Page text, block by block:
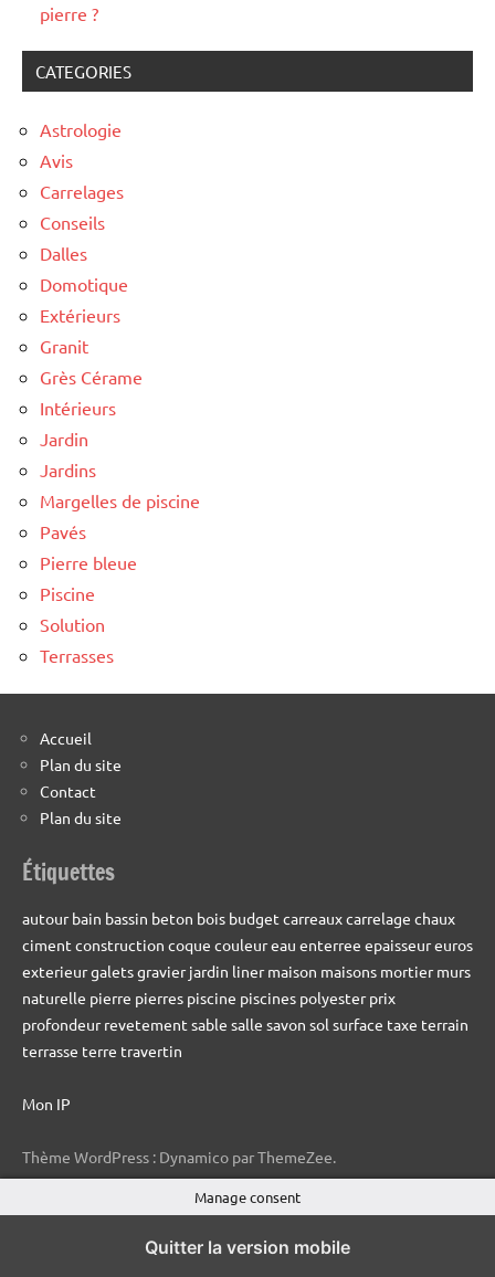
pierre ?
CATEGORIES
Astrologie
Avis
Carrelages
Conseils
Dalles
Domotique
Extérieurs
Granit
Grès Cérame
Intérieurs
Jardin
Jardins
Margelles de piscine
Pavés
Pierre bleue
Piscine
Solution
Terrasses
Accueil
Plan du site
Contact
Plan du site
Étiquettes
autour bain bassin beton bois budget carreauxcarrelage chaux
ciment construction coque couleureau enterree epaisseureuros
exterieurgaletsgravier jardin liner maison maisons mortier murs
naturelle pierre pierres piscine piscines polyester prix
profondeur revetement sable salle savon sol surface taxe terrain
terrasse terre travertin
Mon IP
Thème WordPress : Dynamico par ThemeZee.
Manage consent
Quitter la version mobile